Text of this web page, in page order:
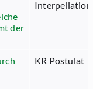
der
Interpellation
KR Postulat